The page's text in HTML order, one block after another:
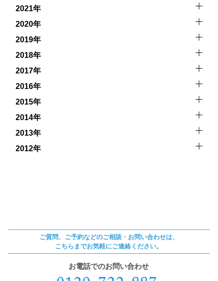
2021年
2020年
2019年
2018年
2017年
2016年
2015年
2014年
2013年
2012年
ご質問、ご予約などのご相談・お問い合わせは、
こちらまでお気軽にご連絡ください。
お電話でのお問い合わせ